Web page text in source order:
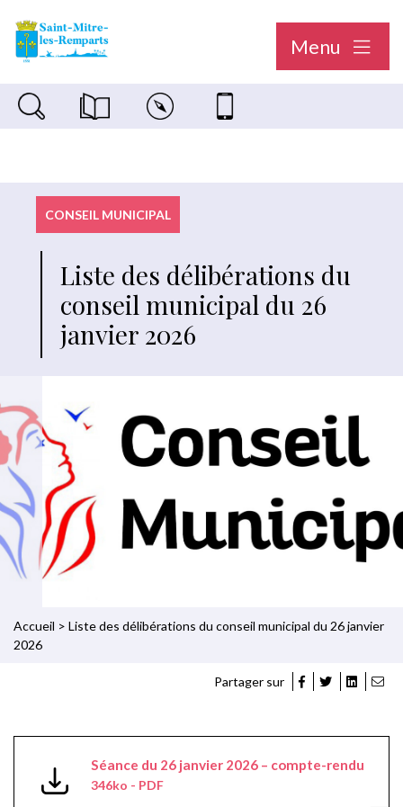
Menu
Recherche sur le siteMagazine municipal "Le Saint-Mitréen"
Carte interactiveNous contacter
CONSEIL MUNICIPAL
Liste des délibérations du
conseil municipal du 26
janvier 2026
Accueil > Liste des délibérations du conseil municipal du 26 janvier
2026
Partager sur
Séance du 26 janvier 2026 – compte-rendu
346ko - PDF